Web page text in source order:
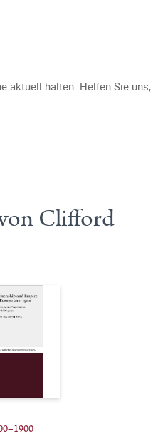
aktuell halten. Helfen Sie uns,
Clifford